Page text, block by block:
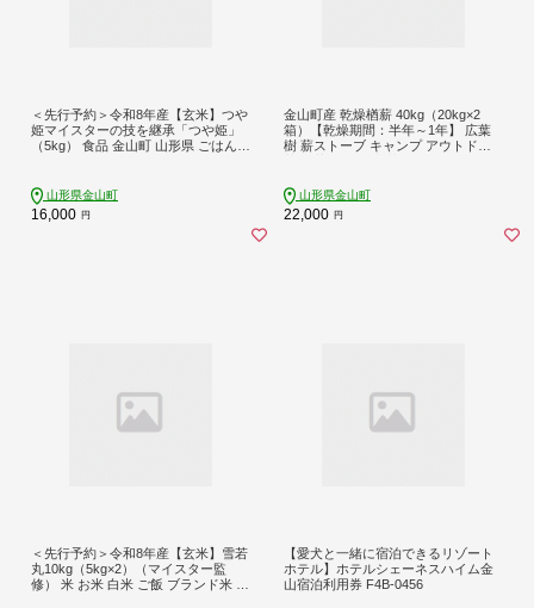
＜先行予約＞令和8年産【玄米】つや
姫マイスターの技を継承「つや姫」
（5kg） 食品 金山町 山形県 ごはん F
山形県金山町
16,000 円
金山町産 乾燥楢薪 40kg（20kg×2
箱）【乾燥期間：半年～1年】 広葉
樹 薪ストーブ キャンプ アウトドア
山形県金山町
22,000 円
＜先行予約＞令和8年産【玄米】雪若
丸10kg（5kg×2）（マイスター監
修） 米 お米 白米 ご飯 ブランド米 山
【愛犬と一緒に宿泊できるリゾート
ホテル】ホテルシェーネスハイム金
山宿泊利用券 F4B-0456